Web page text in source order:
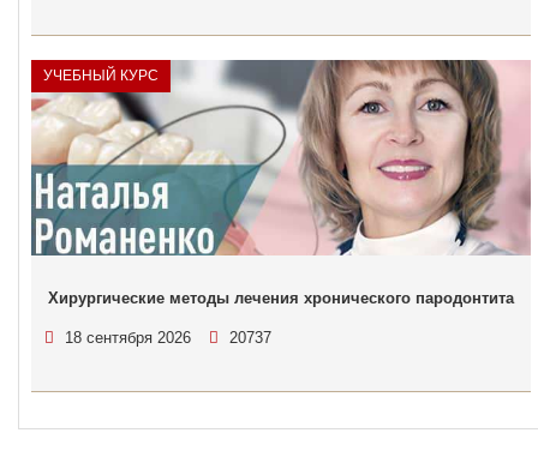
УЧЕБНЫЙ КУРС
Хирургические методы лечения хронического пародонтита
18 сентября 2026 20737